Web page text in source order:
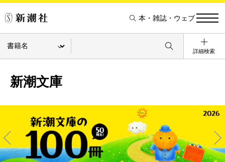
本・雑誌・ウェブ
詳細検索
新潮文庫
Pre
Ne